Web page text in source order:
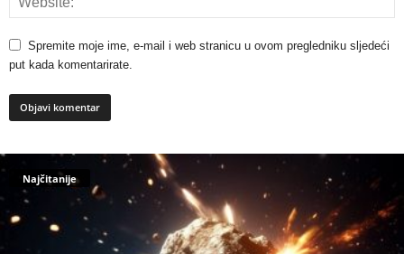
Spremite moje ime, e-mail i web stranicu u ovom pregledniku sljedeći
put kada komentarirate.
Najčitanije